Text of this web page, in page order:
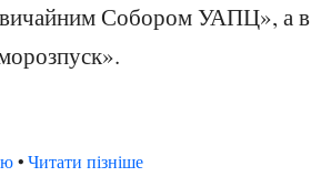
Собором УАПЦ», а в
•Читати пізніше